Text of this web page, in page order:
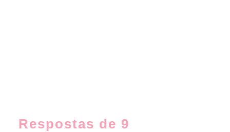
Respostas de 9